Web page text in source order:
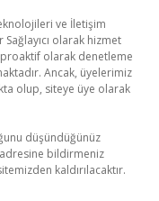
ve İletişim
olarak hizmet
olarak denetleme
Ancak, üyelerimiz
olup, siteye üye olarak
düşündüğünüz
adresine bildirmeniz
kaldırılacaktır.